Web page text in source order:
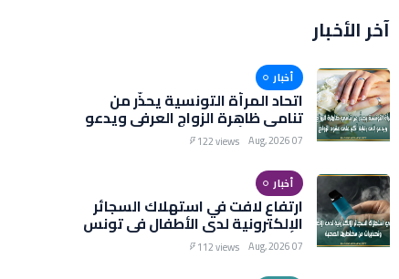
آخر الأخبار
أخبار
اتحاد المرأة التونسية يحذّر من
تنامي ظاهرة الزواج العرفي ويدعو
إلى رقابة أكبر على عقود الزواج
07 Aug, 2026
122 views
أخبار
ارتفاع لافت في استهلاك السجائر
الإلكترونية لدى الأطفال في تونس
وتحذيرات من مخاطرها الصحية
07 Aug, 2026
112 views